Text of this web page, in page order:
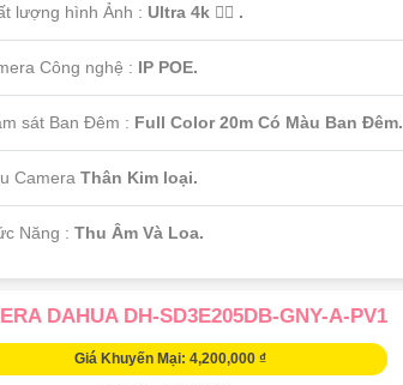
lượng hình Ảnh : Ultra 4k 👍🏾 .
Công nghệ : IP POE.
sát Ban Đêm : Full Color 20m Có Màu Ban Ðêm.
Camera Thân Kim loại.
Năng : Thu Âm Và Loa.
DAHUA DH-SD3E205DB-GNY-A-PV1
Giá Khuyến Mại: 4,200,000 ₫